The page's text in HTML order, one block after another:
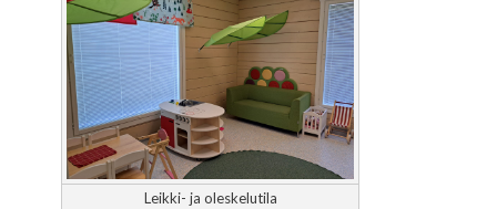
Leikki- ja oleskelutila